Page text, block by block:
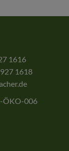
1616
1618
ÖKO-006